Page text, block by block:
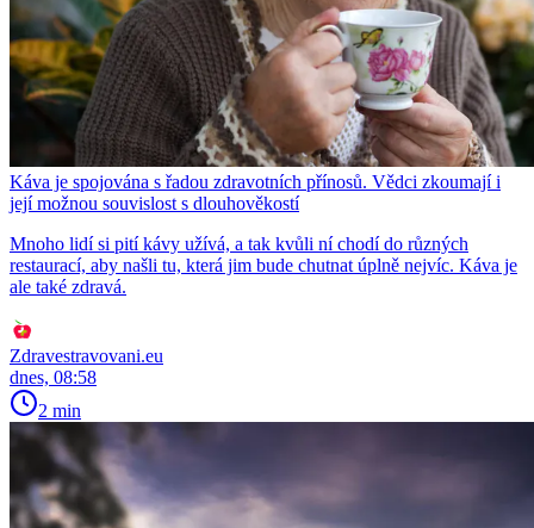
Káva je spojována s řadou zdravotních přínosů. Vědci zkoumají i
její možnou souvislost s dlouhověkostí
Mnoho lidí si pití kávy užívá, a tak kvůli ní chodí do různých
restaurací, aby našli tu, která jim bude chutnat úplně nejvíc. Káva je
ale také zdravá.
Zdravestravovani.eu
dnes, 08:58
2 min